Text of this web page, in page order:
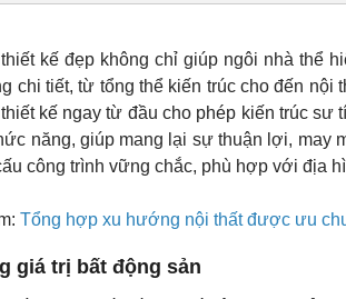
kế đẹp không chỉ giúp ngôi nhà thể
chi tiết, từ tổng thể kiến trúc cho đến
kế ngay từ đầu cho phép kiến trúc
năng, giúp mang lại sự thuận lợi, may
công trình vững chắc, phù hợp với địa
Tổng hợp xu hướng nội thất được ưu
giá trị bất động sản